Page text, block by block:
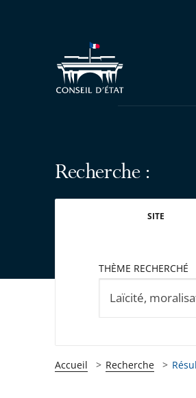
Recherche :
SITE
THÈME RECHERCHÉ
Accueil Recherche